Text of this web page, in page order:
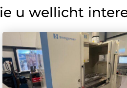
u wellicht